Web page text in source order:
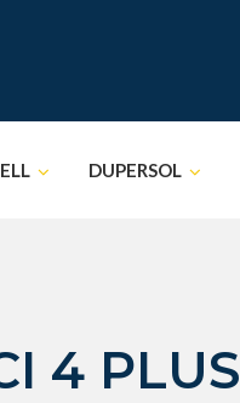
DUPERSOL
4 PLUS